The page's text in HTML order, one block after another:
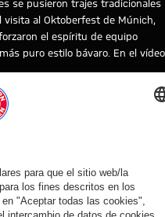
se pusieron trajes tradicionales
visita al Oktoberfest de Múnich,
el espíritu de equipo
puro estilo bávaro. En el vídeo